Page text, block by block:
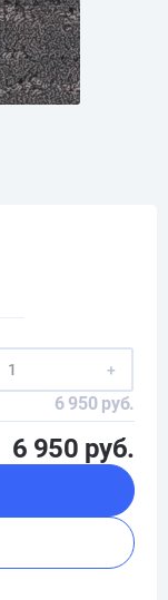
+
6 950 руб.
6 950 руб.